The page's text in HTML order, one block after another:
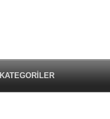
KATEGORİLER